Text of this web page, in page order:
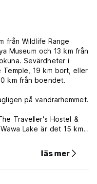
från Wildlife Range
Museum och 13 km från
Sevärdheter i
Temple, 19 km bort, eller
km från boendet.
på vandrarhemmet.
Traveller's Hostel &
Lake är det 15 km.
Vid sen avbokning
läs mer